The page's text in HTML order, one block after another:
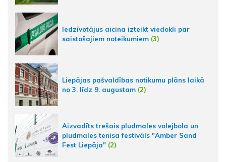
Iedzīvotājus aicina izteikt viedokli par
saistošajiem noteikumiem (3)
Liepājas pašvaldības notikumu plāns laikā
no 3. līdz 9. augustam (2)
Aizvadīts trešais pludmales volejbola un
pludmales tenisa festivāls "Amber Sand
Fest Liepāja" (2)